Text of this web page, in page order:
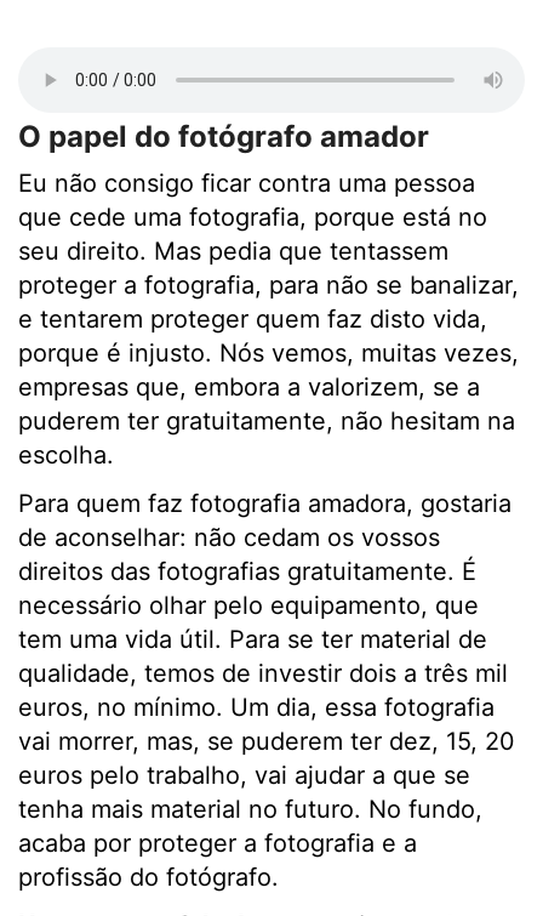
O papel do fotógrafo amador
Eu não consigo ficar contra uma pessoa
que cede uma fotografia, porque está no
seu direito. Mas pedia que tentassem
proteger a fotografia, para não se banalizar,
e tentarem proteger quem faz disto vida,
porque é injusto. Nós vemos, muitas vezes,
empresas que, embora a valorizem, se a
puderem ter gratuitamente, não hesitam na
escolha.
Para quem faz fotografia amadora, gostaria
de aconselhar: não cedam os vossos
direitos das fotografias gratuitamente. É
necessário olhar pelo equipamento, que
tem uma vida útil. Para se ter material de
qualidade, temos de investir dois a três mil
euros, no mínimo. Um dia, essa fotografia
vai morrer, mas, se puderem ter dez, 15, 20
euros pelo trabalho, vai ajudar a que se
tenha mais material no futuro. No fundo,
acaba por proteger a fotografia e a
profissão do fotógrafo.